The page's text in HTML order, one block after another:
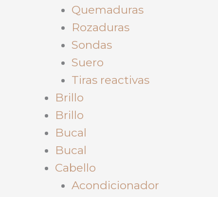
Quemaduras
Rozaduras
Sondas
Suero
Tiras reactivas
Brillo
Brillo
Bucal
Bucal
Cabello
Acondicionador